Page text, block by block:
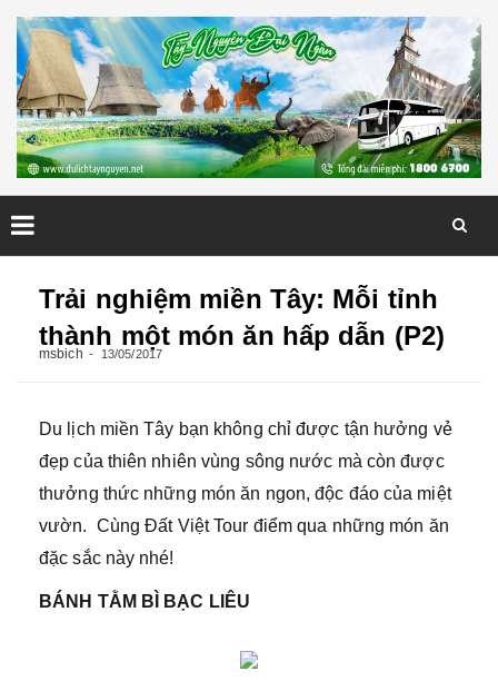
Trải nghiệm miền Tây: Mỗi tỉnh
thành một món ăn hấp dẫn (P2)
msbich 13/05/2017
Du lịch miền Tây bạn không chỉ được tận hưởng vẻ
đẹp của thiên nhiên vùng sông nước mà còn được
thưởng thức những món ăn ngon, độc đáo của miệt
vườn. Cùng Đất Việt Tour điểm qua những món ăn
đặc sắc này nhé!
BÁNH TẰM BÌ BẠC LIÊU